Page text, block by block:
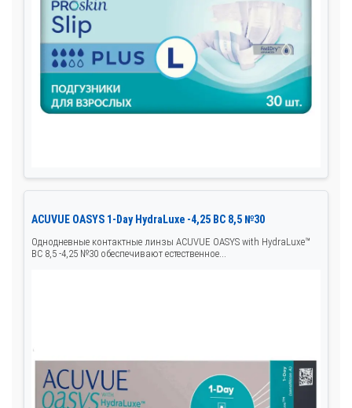
ACUVUE OASYS 1-Day HydraLuxe -4,25 BC 8,5 №30
Однодневные контактные линзы ACUVUE OASYS with HydraLuxe™
BC 8,5 -4,25 №30 обеспечивают естественное...